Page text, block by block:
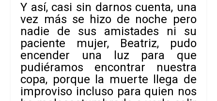
Y así, casi sin darnos cuenta, una
vez más se hizo de noche pero
nadie de sus amistades ni su
paciente mujer, Beatriz, pudo
encender una luz para que
pudiéramos encontrar nuestra
copa, porque la muerte llega de
improviso incluso para quien nos